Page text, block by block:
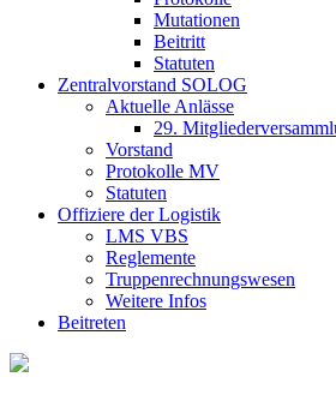
Mutationen
Beitritt
Statuten
Zentralvorstand SOLOG
Aktuelle Anlässe
29.
Vorstand
Protokolle MV
Statuten
Offiziere der Logistik
LMS VBS
Reglemente
Truppenrechnungswesen
Weitere Infos
Beitreten